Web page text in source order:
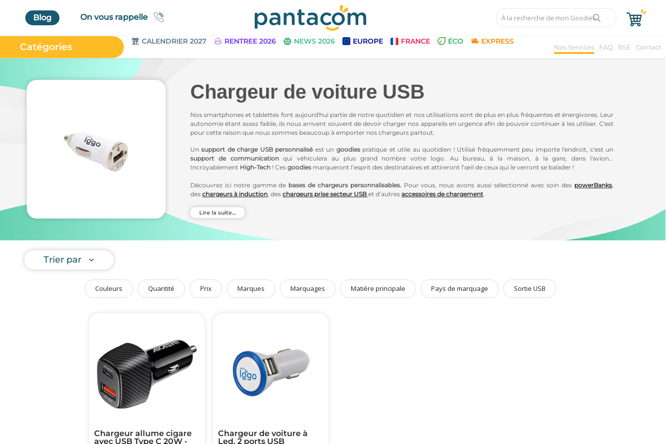
Blog On vous rappelle
Catégories CALENDRIER 2027 RENTREE 2026 NEWS 2026 EUROPE FRANCE ÉCO EXPRESS
Nos Services FAQ RSE Contact
Au Bureau
Textiles & Accessoires
Vêtements de Travail
Art de la Table
Bien être & Sécurité
Sports, loisirs & jouets
Accessoires Auto & Vélo
Evénement Entreprise
Chargeur de voiture USB
Nos smartphones et tablettes font aujourd'hui partie de notre quotidien et nos utilisations sont de plus en plus fréquentes et énergivores. Leur
autonomie étant assez faible, ils nous arrivent souvent de devoir charger nos appareils en urgence afin de pouvoir continuer à les utiliser. C'est
pour cette raison que nous sommes beaucoup à emporter nos chargeurs partout.
Unsupport de charge USB personnaliséest un goodiespratique et utile au quotidien ! Utilisé fréquemment peu importe l'endroit, c'est un
support de communicationqui véhiculera au plus grand nombre votre logo. Au bureau, à la maison, à la gare, dans l'avion...
Incroyablement High-Tech ! Ces goodies marqueront l’esprit des destinataires et attireront l’œil de ceux qui le verront se balader !
Découvrez ici notre gamme de bases de chargeurs personnalisables.Pour vous, nous avons aussi sélectionné avec soin des powerBanks
des chargeurs à induction , des chargeurs prise secteur USB et d’autres accessoires de chargement
Lire la suite...
Trier par
Couleurs Quantité Prix Marques Marquages Matière principale Pays de marquage Sortie USB
Chargeur allume cigare
avec USB Type C 20W -
Chargeur de voiture à
Led, 2 ports USB